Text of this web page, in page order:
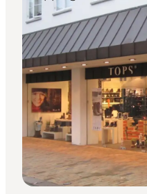
Oplevelser
Byer & Steder
Det sker
Overnatning
Planlæg din ferie
Booking